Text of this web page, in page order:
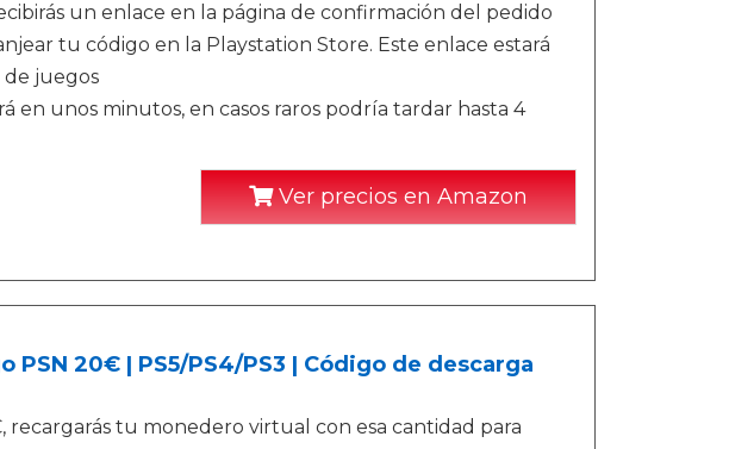
un enlace en la página de confirmación del pedido
tu código en la Playstation Store. Este enlace estará
juegos
en unos minutos, en casos raros podría tardar hasta 4
Ver precios en Amazon
PSN 20€ | PS5/PS4/PS3 | Código de descarga
recargarás tu monedero virtual con esa cantidad para